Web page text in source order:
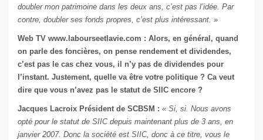
doubler mon patrimoine dans les deux ans, c’est pas l’idée. Par
contre, doubler ses fonds propres, c’est plus intéressant. »
Web TV www.labourseetlavie.com : Alors, en général, quand
on parle des foncières, on pense rendement et dividendes,
c’est pas le cas chez vous, il n’y pas de dividendes pour
l’instant. Justement, quelle va être votre politique ? Ca veut
dire que vous n’avez pas le statut de SIIC encore ?
Jacques Lacroix Président de SCBSM : « Si, si. Nous avons
opté pour le statut de SIIC depuis maintenant plus de 3 ans, en
janvier 2007. Donc la société est SIIC, donc à ce titre, vous le